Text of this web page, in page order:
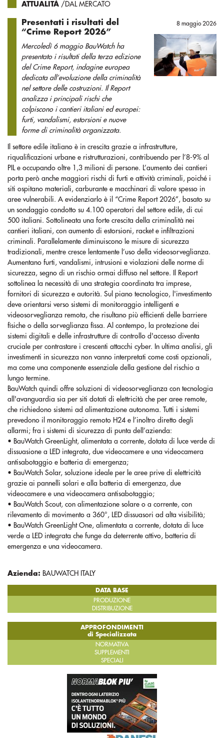
ATTUALITÀ /DAL MERCATO
Presentati i risultati del
“Crime Report 2026”
Mercoledì 6 maggio BauWatch ha
presentato i risultati della terza edizione
del Crime Report, indagine europea
dedicata all’evoluzione della criminalità
nel settore delle costruzioni. Il Report
analizza i principali rischi che
colpiscono i cantieri italiani ed europei:
furti, vandalismi, estorsioni e nuove
forme di criminalità organizzata.
8 maggio 2026
Il settore edile italiano è in crescita grazie a infrastrutture,
riqualificazioni urbane e ristrutturazioni, contribuendo per l’8-9% al
PIL e occupando oltre 1,3 milioni di persone. L’aumento dei cantieri
porta però anche maggiori rischi di furti e attività criminali, poiché i
siti ospitano materiali, carburante e macchinari di valore spesso in
aree vulnerabili. A evidenziarlo è il “Crime Report 2026”, basato su
un sondaggio condotto su 4.100 operatori del settore edile, di cui
500 italiani. Sottolineata una forte crescita della criminalità nei
cantieri italiani, con aumento di estorsioni, racket e infiltrazioni
criminali. Parallelamente diminuiscono le misure di sicurezza
tradizionali, mentre cresce lentamente l’uso della videosorveglianza.
Aumentano furti, vandalismi, intrusioni e violazioni delle norme di
sicurezza, segno di un rischio ormai diffuso nel settore. Il Report
sottolinea la necessità di una strategia coordinata tra imprese,
fornitori di sicurezza e autorità. Sul piano tecnologico, l'investimento
deve orientarsi verso sistemi di monitoraggio intelligenti e
videosorveglianza remota, che risultano più efficienti delle barriere
fisiche o della sorveglianza fissa. Al contempo, la protezione dei
sistemi digitali e delle infrastrutture di controllo d'accesso diventa
cruciale per contrastare i crescenti attacchi cyber. In ultima analisi, gli
investimenti in sicurezza non vanno interpretati come costi opzionali,
ma come una componente essenziale della gestione del rischio a
lungo termine.
BauWatch quindi offre soluzioni di videosorveglianza con tecnologia
all'avanguardia sia per siti dotati di elettricità che per aree remote,
che richiedono sistemi ad alimentazione autonoma. Tutti i sistemi
prevedono il monitoraggio remoto H24 e l’inoltro diretto degli
allarmi; fra i sistemi di sicurezza di punta dell’azienda:
• BauWatch GreenLight, alimentata a corrente, dotata di luce verde di
dissuasione a LED integrata, due videocamere e una videocamera
antisabotaggio e batteria di emergenza;
• BauWatch Solar, soluzione ideale per le aree prive di elettricità
grazie ai pannelli solari e alla batteria di emergenza, due
videocamere e una videocamera antisabotaggio;
• BauWatch Scout, con alimentazione solare o a corrente, con
rilevamento di movimento a 360°, LED dissuasori ad alta visibilità;
• BauWatch GreenLight One, alimentata a corrente, dotata di luce
verde a LED integrata che funge da deterrente attivo, batteria di
emergenza e una videocamera.
Azienda: BAUWATCH ITALY
DATA BASE
PRODUZIONE
DISTRIBUZIONE
APPROFONDIMENTI
di Specializzata
NORMATIVA
SUPPLEMENTI
SPECIALI